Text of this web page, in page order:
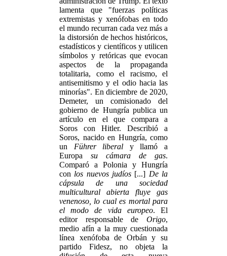
lamenta que "fuerzas políticas
extremistas y xenófobas en todo
el mundo recurran cada vez más a
la distorsión de hechos históricos,
estadísticos y científicos y utilicen
símbolos y retóricas que evocan
aspectos de la propaganda
totalitaria, como el racismo, el
antisemitismo y el odio hacia las
minorías". En diciembre de 2020,
Demeter, un comisionado del
gobierno de Hungría publica un
artículo en el que compara a
Soros con Hitler. Describió a
Soros, nacido en Hungría, como
un Führer liberal y llamó a
Europa su cámara de gas.
Comparó a Polonia y Hungría
con los nuevos judíos [...] De la
cápsula de una sociedad
multicultural abierta fluye gas
venenoso, lo cual es mortal para
el modo de vida europeo. El
editor responsable de Origo,
medio afín a la muy cuestionada
línea xenófoba de Orbán y su
partido Fidesz, no objeta la